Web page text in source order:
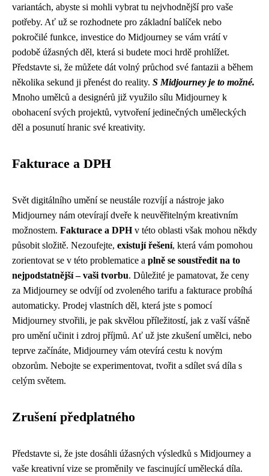
variantách, abyste si mohli vybrat tu nejvhodnější pro vaše
potřeby. Ať už se rozhodnete pro základní balíček nebo
pokročilé funkce, investice do Midjourney se vám vrátí v
podobě úžasných děl, která si budete moci hrdě prohlížet.
Představte si, že můžete dát volný průchod své fantazii a během
několika sekund ji přenést do reality. S Midjourney je to možné.
Mnoho umělců a designérů již využilo sílu Midjourney k
obohacení svých projektů, vytvoření jedinečných uměleckých
děl a posunutí hranic své kreativity.
Fakturace a DPH
Svět digitálního umění se neustále rozvíjí a nástroje jako
Midjourney nám otevírají dveře k neuvěřitelným kreativním
možnostem. Fakturace a DPHv této oblasti však mohou někdy
působit složitě. Nezoufejte, existují řešení, která vám pomohou
zorientovat se v této problematice a plně se soustředit na to
nejpodstatnější – vaši tvorbu. Důležité je pamatovat, že ceny
za Midjourney se odvíjí od zvoleného tarifu a fakturace probíhá
automaticky. Prodej vlastních děl, která jste s pomocí
Midjourney stvořili, je pak skvělou příležitostí, jak z vaší vášně
pro umění učinit i zdroj příjmů. Ať už jste zkušení umělci, nebo
teprve začínáte, Midjourney vám otevírá cestu k novým
obzorům. Nebojte se experimentovat, tvořit a sdílet svá díla s
celým světem.
Zrušení předplatného
Představte si, že jste dosáhli úžasných výsledků s Midjourney a
vaše kreativní vize se proměnily ve fascinující umělecká díla.